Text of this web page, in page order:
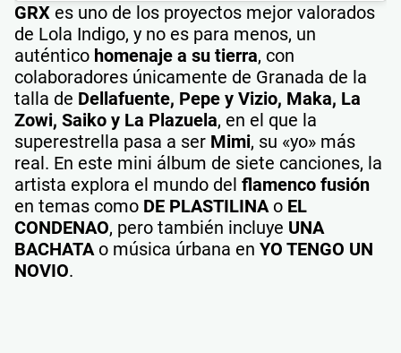
GRX es uno de los proyectos mejor valorados
de Lola Indigo, y no es para menos, un
auténtico homenaje a su tierra, con
colaboradores únicamente de Granada de la
talla de Dellafuente, Pepe y Vizio, Maka, La
Zowi, Saiko y La Plazuela, en el que la
superestrella pasa a ser Mimi, su «yo» más
real. En este mini álbum de siete canciones, la
artista explora el mundo del flamenco fusión
en temas como DE PLASTILINA o EL
CONDENAO, pero también incluye UNA
BACHATA o música úrbana en YO TENGO UN
NOVIO.